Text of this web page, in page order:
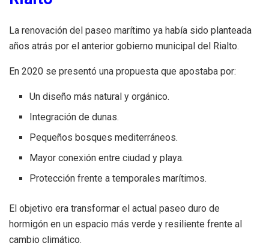
La renovación del paseo marítimo ya había sido planteada
años atrás por el anterior gobierno municipal del Rialto.
En 2020 se presentó una propuesta que apostaba por:
Un diseño más natural y orgánico.
Integración de dunas.
Pequeños bosques mediterráneos.
Mayor conexión entre ciudad y playa.
Protección frente a temporales marítimos.
El objetivo era transformar el actual paseo duro de
hormigón en un espacio más verde y resiliente frente al
cambio climático.